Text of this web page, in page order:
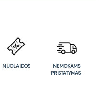
NUOLAIDOS
NEMOKAMS
PRISTATYMAS